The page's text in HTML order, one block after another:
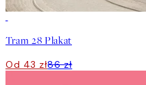
Tram 28 Plakat
Od 43 zł86 zł